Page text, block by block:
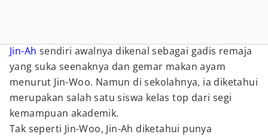
Jin-Ah sendiri awalnya dikenal sebagai gadis remaja
yang suka seenaknya dan gemar makan ayam
menurut Jin-Woo. Namun di sekolahnya, ia diketahui
merupakan salah satu siswa kelas top dari segi
kemampuan akademik.
Tak seperti Jin-Woo, Jin-Ah diketahui punya